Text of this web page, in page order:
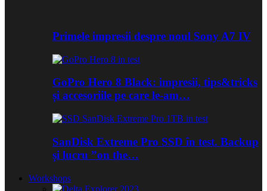
Primele impresii despre noul Sony A7 IV
GoPro Hero 8 Black: impresii, tips&tricks
și accesoriile pe care le-am…
SanDisk Extreme Pro SSD în test. Backup
și lucru ”on the…
Workshops